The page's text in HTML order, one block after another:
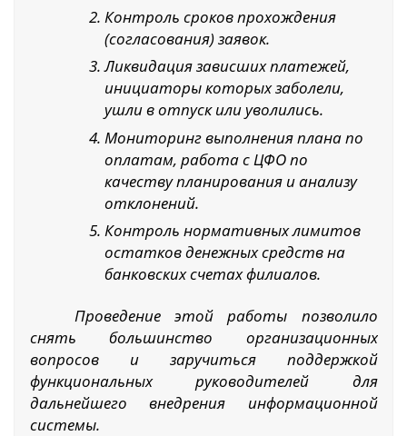
Контроль сроков прохождения
(согласования) заявок.
Ликвидация зависших платежей,
инициаторы которых заболели,
ушли в отпуск или уволились.
Мониторинг выполнения плана по
оплатам, работа с ЦФО по
качеству планирования и анализу
отклонений.
Контроль нормативных лимитов
остатков денежных средств на
банковских счетах филиалов.
Проведение этой работы позволило
снять большинство организационных
вопросов и заручиться поддержкой
функциональных руководителей для
дальнейшего внедрения информационной
системы.